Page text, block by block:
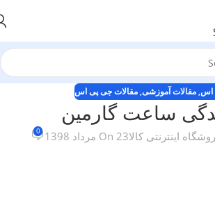
اس,مقالات آموزشی,مقالات جی پی اس
ساعت گارمین
اینترنتی کالاOn 23 مرداد 1398 0